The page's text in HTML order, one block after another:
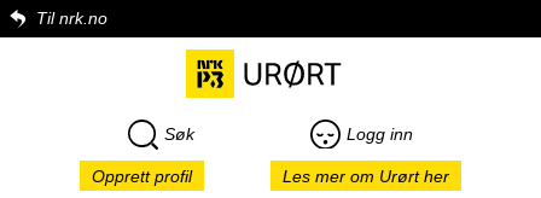
Til nrk.no
Søk Logg inn
Opprett profil Les mer om Urørt her